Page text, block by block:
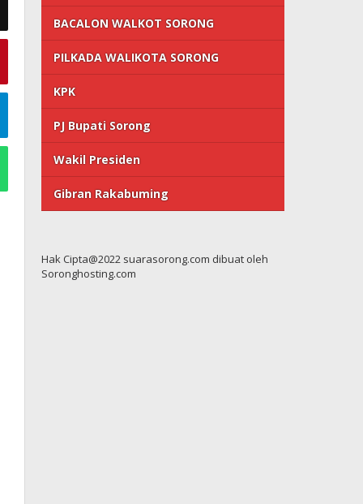
BACALON WALKOT SORONG
PILKADA WALIKOTA SORONG
KPK
PJ Bupati Sorong
Wakil Presiden
Gibran Rakabuming
Hak Cipta@2022 suarasorong.com dibuat oleh
Soronghosting.com